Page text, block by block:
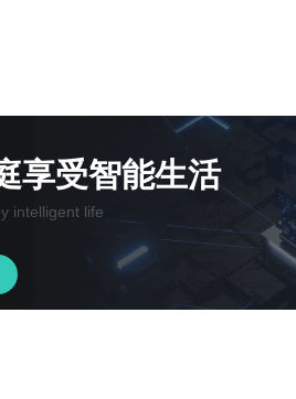
享受智能生活
intelligent life